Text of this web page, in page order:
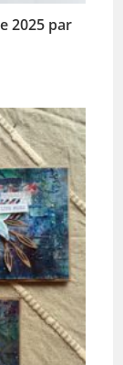
2025 par